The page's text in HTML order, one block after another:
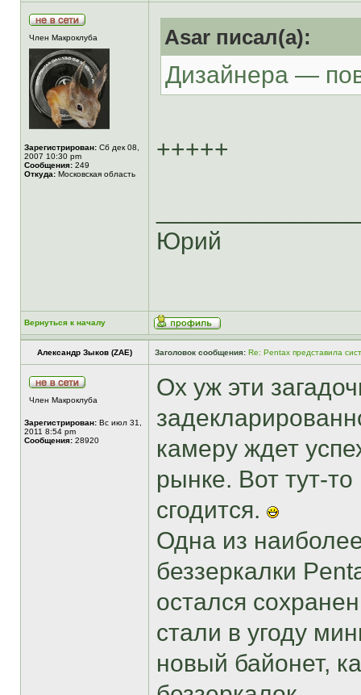
Член Макроклуба
Зарегистрирован: Сб дек 08,
2007 10:30 pm
Сообщения: 249
Откуда: Московская область
Asar писал(а):
Дизайнера —
+++++
Юрий
Вернуться к началу
Александр Зыков (ZAE) Заголовок сообщения: Re: Pentax представила
Член Макроклуба
Зарегистрирован: Вс июл 31,
2011 8:54 pm
Сообщения: 28920
Ох уж эти
камеру ждет
рынке. Вот тут-
сгодится.
Одна из
беззеркалки
остался
стали в угоду
новый байонет,